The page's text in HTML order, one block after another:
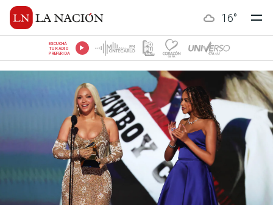
16°
ESCUCHÁ
TU RADIO
PREFERIDA